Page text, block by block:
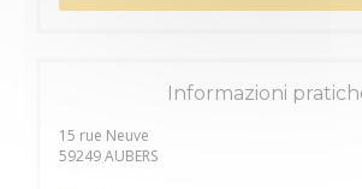
Informazioni
15 rue Neuve
59249 AUBERS((apre una nuova finestra))